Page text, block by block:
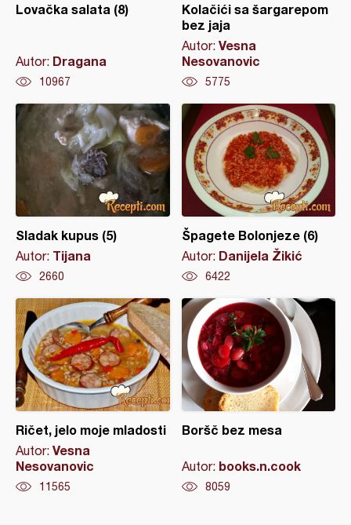
Lovačka salata (8)
Autor: Dragana
10967
Kolačići sa šargarepom
bez jaja
Autor: Vesna
Nesovanovic
5775
Sladak kupus (5)
Autor: Tijana
2660
Špagete Bolonjeze (6)
Autor: Danijela Žikić
6422
Ričet, jelo moje mladosti
Autor: Vesna
Nesovanovic
11565
Boršč bez mesa
Autor: books.n.cook
8059